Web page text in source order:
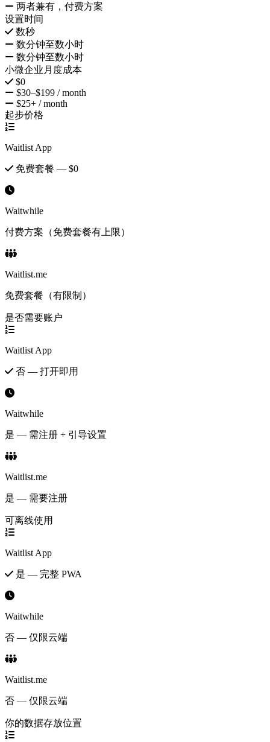
两者兼有，付费方案
设置时间
数秒
数分钟至数小时
数分钟至数小时
小微企业月度成本
$0
$30–$199 / month
$25+ / month
起步价格
Waitlist App
免费套餐 — $0
Waitwhile
付费方案（免费套餐有上限）
Waitlist.me
免费套餐（有限制）
是否需要账户
Waitlist App
否 — 打开即用
Waitwhile
是 — 需注册 + 引导设置
Waitlist.me
是 — 需要注册
可离线使用
Waitlist App
是 — 完整 PWA
Waitwhile
否 — 仅限云端
Waitlist.me
否 — 仅限云端
你的数据存放位置